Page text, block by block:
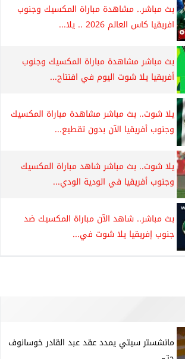
بث مباشر.. مشاهدة مباراة المكسيك وجنوب
افريقيا كاس العالم 2026 .. يلا...
بث مباشر مشاهدة مباراة المكسيك وجنوب
أفريقيا يلا شوت اليوم في افتتاح...
يلا شوت.. بث مباشر مشاهدة مباراة المكسيك
وجنوب أفريقيا الآن بدون تقطيع...
يلا شوت.. بث مباشر شاهد مباراة المكسيك
وجنوب أفريقيا في الودية الودي...
بث مباشر.. شاهد الآن مباراة المكسيك ضد
جنوب إفريقيا يلا شوت في...
مانشستر سيتي يمدد عقد عبد القادر خوسانوف